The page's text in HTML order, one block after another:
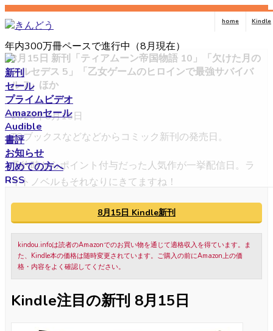
コ
ン
ン
ツ
へ
ス
キ
ッ
プ
ナ
ビ
ー
シ
ョ
ン
に
移
動
年内300万冊ペースで進行中（8月現在）
home Kindle
新刊
セール
プライムビデオ
Amazonセール
Audible
書評
お知らせ
初めての方へ
RSS
8月15日 新刊「ティアムーン帝国物語 10」「欠けた月の
メルセデス 5」「乙女ゲームのヒロインで最強サバイバ
ル 7」ほか
2025年8月15日
TOブックスなどなどからコミック新刊の発売日。
予約時からポイント付与だった人気作が一挙配信日。ラ
イトノベルもそれなりにきてますね！
8月15日 Kindle新刊
kindou.infoは読者のAmazonでのお買い物を通じて適格収入を得ています。ま
た、Kindle本の価格は随時変更されています。ご購入の前にAmazon上の価
格・内容をよく確認してください。
Kindle注目の新刊 8月15日